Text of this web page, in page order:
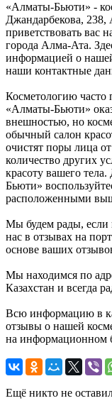
«Алматы-Бьюти» -
Джандарбекова,
приветствовать вас
города Алма-Ата.
информацией о
наши контактные
Косметологию часто
«Алматы-Бьюти»
внешностью, но
обычный салон
очистят поры лица
количество других
красоту вашего
Бьюти»
расположенными
Мы будем рады, если
нас в отзывах на
основе ваших
Мы находимся по
Казахстан и всегда
Всю информацию в
отзывы о нашей
на информационном
Ещё никто не